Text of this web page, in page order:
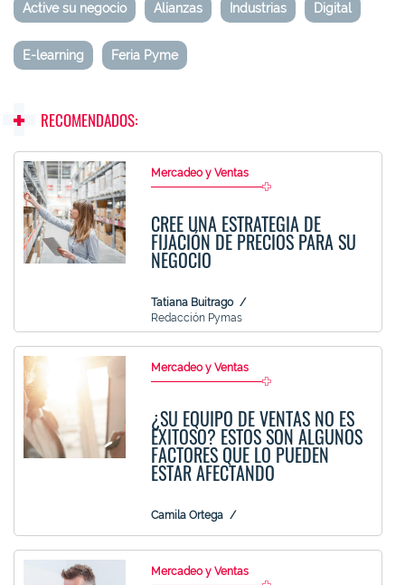
Active su negocio Alianzas Industrias Digital
E-learning Feria Pyme
RECOMENDADOS:
Mercadeo y Ventas
CREE UNA ESTRATEGIA DE
FIJACIÓN DE PRECIOS PARA SU
NEGOCIO
Tatiana Buitrago
Redacción Pymas
Mercadeo y Ventas
¿SU EQUIPO DE VENTAS NO ES
EXITOSO? ESTOS SON ALGUNOS
FACTORES QUE LO PUEDEN
ESTAR AFECTANDO
Camila Ortega
Mercadeo y Ventas